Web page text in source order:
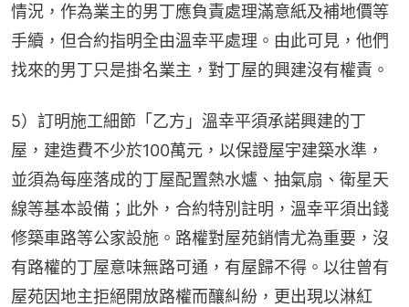
情況，作為業主的男丁應負責處理滿意紙及補地價等
手續，但合約指明全由溫幸平處理。由此可見，他們
找來的男丁只是掛名業主，對丁屋的興建沒有權責。
5）訂明施工細節「乙方」溫幸平須承諾興建的丁
屋，建造費不少於100萬元，以保證屋宇建築水準，
並須為每座落成的丁屋配置熱水爐、抽氣扇、衛星天
線等基本設備；此外，合約特別註明，溫幸平須出錢
修築車路等公家設施。路權對屋苑銷情尤為重要，沒
有路權的丁屋意味無路可通，有屋歸不得。以往曾有
屋苑因地主拒絕開放路權而釀糾紛，更出現以淋紅